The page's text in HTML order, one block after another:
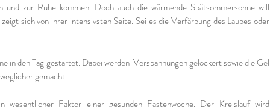
zur Ruhe kommen. Doch auch die wärmende Spätsommersonne will
sich von ihrer intensivsten Seite. Sei es die Verfärbung des Laubes oder
in den Tag gestartet. Dabei werden Verspannungen gelockert sowie die Gel
gemacht.
Faktor einer gesunden Fastenwoche. Der Kreislauf wird